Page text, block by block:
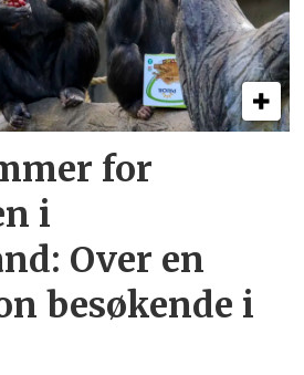
for
i
Over en
besøkende i